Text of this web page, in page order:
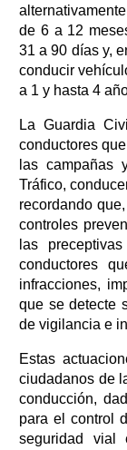
de 6 a 12
31 a 90 días y,
conducir
a 1 y hasta 4
La Guardia
conductores
las campañas
Tráfico,
recordando
controles
las
conductores
infracciones,
que se detecte
de vigilancia e
Estas
ciudadanos de
conducción,
para el control
seguridad vial